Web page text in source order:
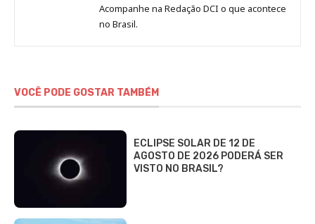
Jornal
DCI
Acompanhe na Redação DCI o que acontece
no Brasil.
VOCÊ PODE GOSTAR TAMBÉM
ECLIPSE SOLAR DE 12 DE
AGOSTO DE 2026 PODERÁ SER
VISTO NO BRASIL?